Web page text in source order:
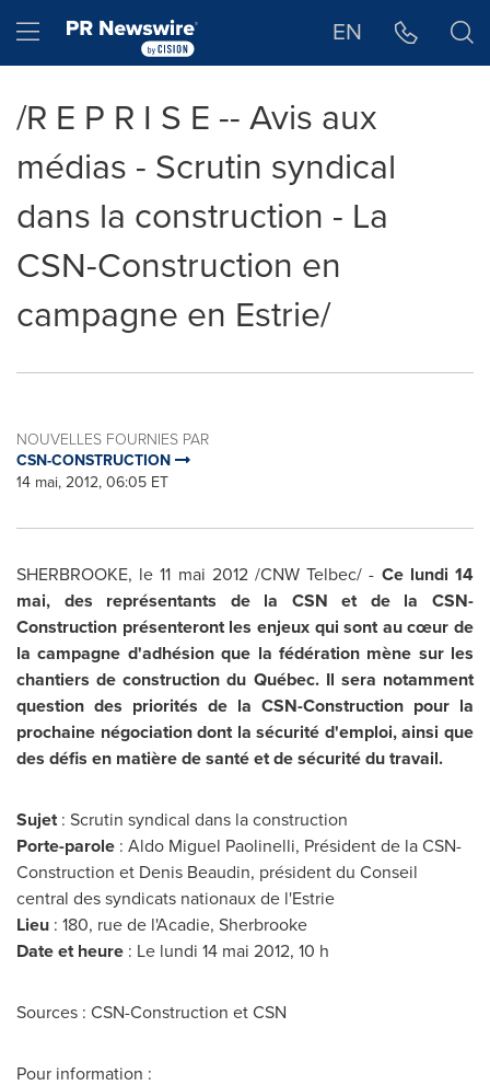
Hamburger menu EN
/R E P R I S E -- Avis aux
médias - Scrutin syndical
dans la construction - La
CSN-Construction en
campagne en Estrie/
NOUVELLES FOURNIES PAR
CSN-CONSTRUCTION
14 mai, 2012, 06:05 ET
SHERBROOKE, le 11 mai 2012 /CNW Telbec/ - Ce lundi 14
mai, des représentants de la CSN et de la CSN-
Construction présenteront les enjeux qui sont au cœur de
la campagne d'adhésion que la fédération mène sur les
chantiers de construction du Québec. Il sera notamment
question des priorités de la CSN-Construction pour la
prochaine négociation dont la sécurité d'emploi, ainsi que
des défis en matière de santé et de sécurité du travail.
Sujet: Scrutin syndical dans la construction
Porte-parole : Aldo Miguel Paolinelli, Président de la CSN-
Construction et Denis Beaudin, président du Conseil
central des syndicats nationaux de l'Estrie
Lieu : 180, rue de l'Acadie, Sherbrooke
Date etheure : Le lundi 14 mai 2012, 10 h
Sources : CSN-Construction et CSN
Pour information :